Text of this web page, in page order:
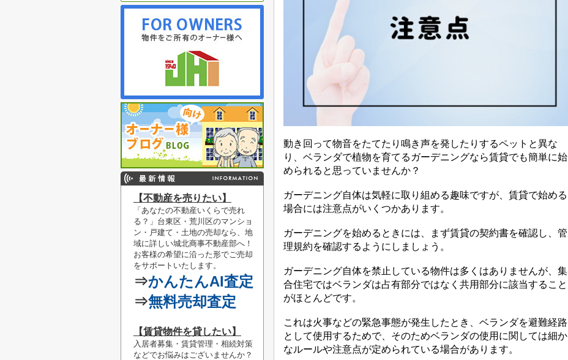
動き回って物音をたてたり鳴き声を発したりするペットと異な
り、ベランダで植物を育てるガーデニングなら賃貸でも簡単に始
められると思っていませんか？
ガーデニング自体は気軽に取り組める趣味ですが、賃貸で始める
場合には注意点がいくつかあります。
ガーデニングを始めるときには、まず賃貸の契約書を確認し、管
理規約を確認するようにしましょう。
ガーデニング自体を禁止している物件は多くはありませんが、集
合住宅ではベランダは占有部分ではなく共用部分に該当すること
がほとんどです。
これは火事などの緊急事態が発生したとき、ベランダを避難経路
として使用するためで、そのためベランダの使用に関しては細か
なルールや注意点が定められている場合があります。
【不動産を売りたい】
「あなたの不動産いくらで売れ
る？」 台東区・荒川区のマンショ
ン・戸建て・土地の売却なら、地
域に詳しい城北商事不動産部へ！
お客様の希望に沿った形でご売却
をサポートいたします。
⇒かんたんAI査定
⇒無料売却査定
【賃貸物件を貸したい】
入居者募集・賃貸管理・相続対策
などでお悩みはございませんか？